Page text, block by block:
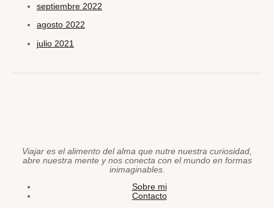
septiembre 2022
agosto 2022
julio 2021
Viajar es el alimento del alma que nutre nuestra curiosidad,
abre nuestra mente y nos conecta con el mundo en formas
inimaginables.
Sobre mi
Contacto